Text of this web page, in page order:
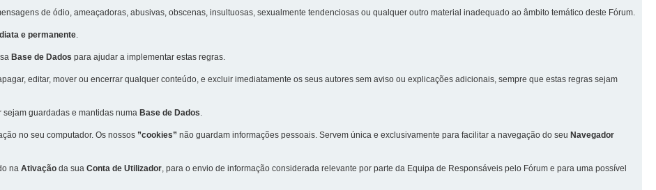
de ódio, ameaçadoras, abusivas, obscenas, insultuosas, sexualmente tendenciosas ou qualquer outro material inadequado ao âmbito temático deste Fórum.
e permanente.
Base de Dados para ajudar a implementar estas regras.
editar, mover ou encerrar qualquer conteúdo, e excluir imediatamente os seus autores sem aviso ou explicações adicionais, sempre que estas regras sejam
guardadas e mantidas numa Base de Dados.
no seu computador. Os nossos ”cookies” não guardam informações pessoais. Servem única e exclusivamente para facilitar a navegação do seu Navegador
na Ativação da sua Conta de Utilizador, para o envio de informação considerada relevante por parte da Equipa de Responsáveis pelo Fórum e para uma possível